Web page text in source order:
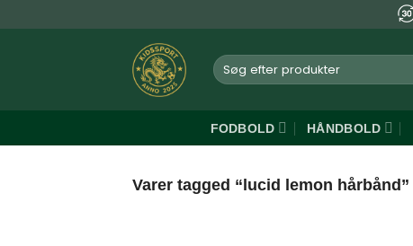
til
Søg
efter:
FODBOLD HÅNDBOLD
Varer tagged “lucid lemon hårbånd”